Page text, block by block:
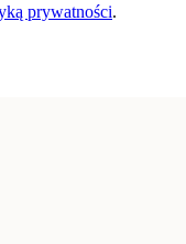
prywatności.